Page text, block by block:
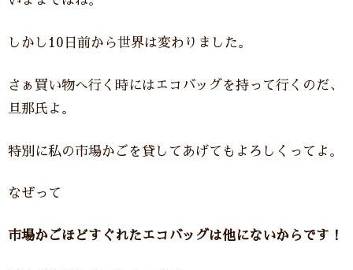
しかし10日前から世界は変わりました。
さぁ買い物へ行く時にはエコバッグを持って行くのだ、
旦那氏よ。
特別に私の市場かごを貸してあげてもよろしくってよ。
なぜって
市場かごほどすぐれたエコバッグは他にないからです！